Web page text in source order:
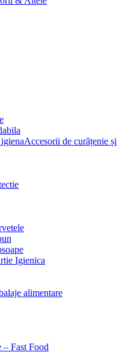
Accesorii de curățenie și
Igienica
alimentare
– Fast Food